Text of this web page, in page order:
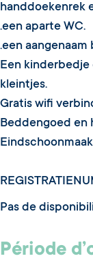
handdoekenrek
.een aparte WC.
.een
Een
kleintjes.
Gratis wifi
Beddengoed en
Pas de
Période